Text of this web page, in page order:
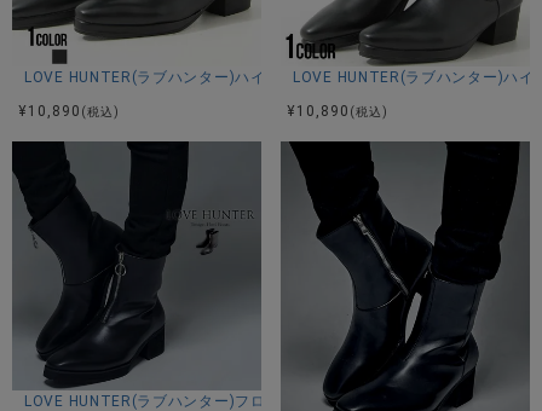
LOVE HUNTER(ラブハンター)ハイヒールストームブーツ/全1色
¥ 10,890 (税込)
LOVE HUNTER(ラブハンター)ハ
¥ 10,890 (税込)
LOVE HUNTER(ラブハンター)フロントジップブーツ/全1色